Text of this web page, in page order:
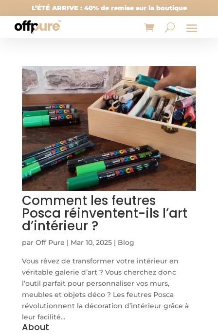
L’ÉTÉ ARRIVE : 40% de remise sur la boutique
Comment les feutres
Posca réinventent-ils l’art
d’intérieur ?
par Off Pure | Mar 10, 2025| Blog
Vous rêvez de transformer votre intérieur en
véritable galerie d’art ? Vous cherchez donc
l’outil parfait pour personnaliser vos murs,
meubles et objets déco ? Les feutres Posca
révolutionnent la décoration d’intérieur grâce à
leur facilité...
About